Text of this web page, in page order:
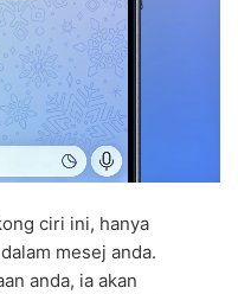
ciri ini, hanya
mesej anda.
anda, ia akan